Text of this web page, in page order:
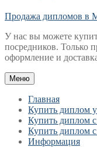
Продажа дипломов в
У нас вы можете
посредников. Только
оформление и
Меню
Главная
Купить диплом
Купить диплом
Купить диплом с
Информация